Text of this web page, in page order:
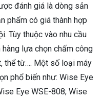
đánh giá là dòng sản
phẩm có giá thành hợp
Tùy thuộc vào nhu cầu
lựa chọn chấm công
thể từ…. Một số loại máy
phổ biến như: Wise Eye
Eye WSE-808; Wise